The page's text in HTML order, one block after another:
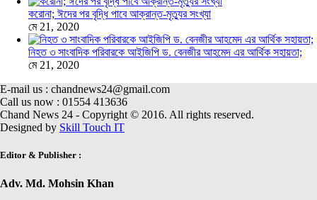
করোনা; ঈদের পর বৃদ্ধি পাবে আক্রান্ত-মৃত্যুর সংখ্যা
মে 21, 2020
নিহত ৩ সাংবাদিক পরিবারকে আইজিপি ড. বেনজীর আহমেদ এর আর্থিক সহায়তা;
মে 21, 2020
E-mail us : chandnews24@gmail.com
Call us now : 01554 413636
Chand News 24 - Copyright © 2016. All rights reserved.
Designed by Skill Touch IT
Editor & Publisher :
Adv. Md. Mohsin Khan